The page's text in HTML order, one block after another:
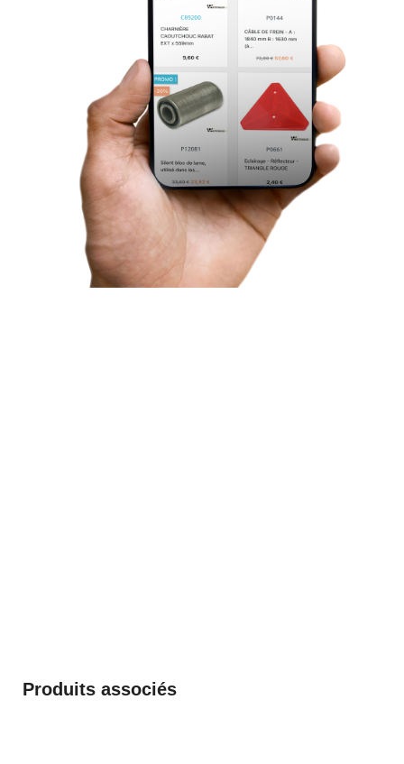
Produits associés